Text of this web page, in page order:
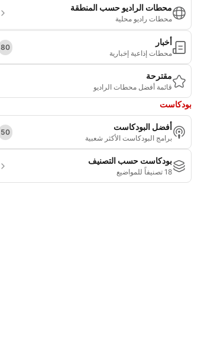
محطات الراديو حسب المنطقة
محطات راديو محلية
أخبار
محطات إذاعية إخبارية
80
مقترحة
قائمة أفضل محطات الراديو
بودكاست
أفضل البودكاست
برامج البودكاست الأكثر شعبية
50
بودكاست حسب التصنيف
18 تصنيفاً للمواضيع